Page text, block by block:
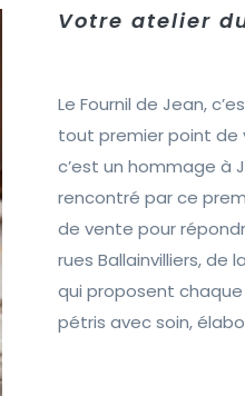
Votre atelier
Le Fournil de Jean,
tout premier point de
c’est un hommage à
rencontré par ce
de vente pour
rues Ballainvilliers, de
qui proposent
pétris avec soin,